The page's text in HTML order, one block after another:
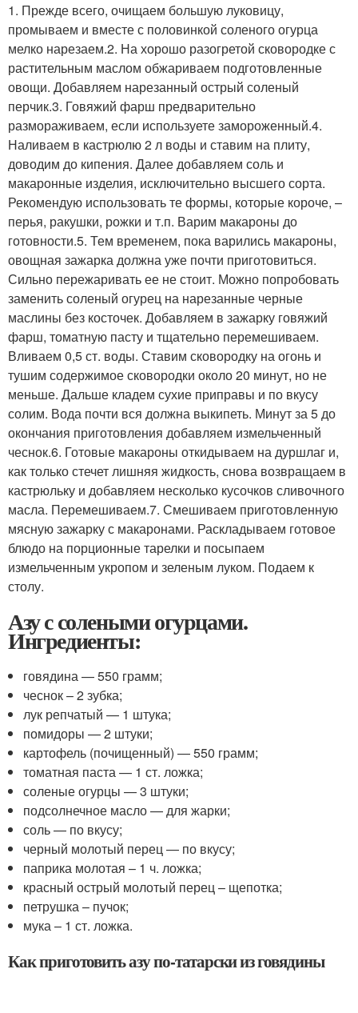
1. Прежде всего, очищаем большую луковицу,
промываем и вместе с половинкой соленого огурца
мелко нарезаем.2. На хорошо разогретой сковородке с
растительным маслом обжариваем подготовленные
овощи. Добавляем нарезанный острый соленый
перчик.3. Говяжий фарш предварительно
размораживаем, если используете замороженный.4.
Наливаем в кастрюлю 2 л воды и ставим на плиту,
доводим до кипения. Далее добавляем соль и
макаронные изделия, исключительно высшего сорта.
Рекомендую использовать те формы, которые короче, –
перья, ракушки, рожки и т.п. Варим макароны до
готовности.5. Тем временем, пока варились макароны,
овощная зажарка должна уже почти приготовиться.
Сильно пережаривать ее не стоит. Можно попробовать
заменить соленый огурец на нарезанные черные
маслины без косточек. Добавляем в зажарку говяжий
фарш, томатную пасту и тщательно перемешиваем.
Вливаем 0,5 ст. воды. Ставим сковородку на огонь и
тушим содержимое сковородки около 20 минут, но не
меньше. Дальше кладем сухие приправы и по вкусу
солим. Вода почти вся должна выкипеть. Минут за 5 до
окончания приготовления добавляем измельченный
чеснок.6. Готовые макароны откидываем на дуршлаг и,
как только стечет лишняя жидкость, снова возвращаем в
кастрюльку и добавляем несколько кусочков сливочного
масла. Перемешиваем.7. Смешиваем приготовленную
мясную зажарку с макаронами. Раскладываем готовое
блюдо на порционные тарелки и посыпаем
измельченным укропом и зеленым луком. Подаем к
столу.
Азу с солеными огурцами.
Ингредиенты:
говядина — 550 грамм;
чеснок – 2 зубка;
лук репчатый — 1 штука;
помидоры — 2 штуки;
картофель (почищенный) — 550 грамм;
томатная паста — 1 ст. ложка;
соленые огурцы — 3 штуки;
подсолнечное масло — для жарки;
соль — по вкусу;
черный молотый перец — по вкусу;
паприка молотая – 1 ч. ложка;
красный острый молотый перец – щепотка;
петрушка – пучок;
мука – 1 ст. ложка.
Как приготовить азу по-татарски из говядины